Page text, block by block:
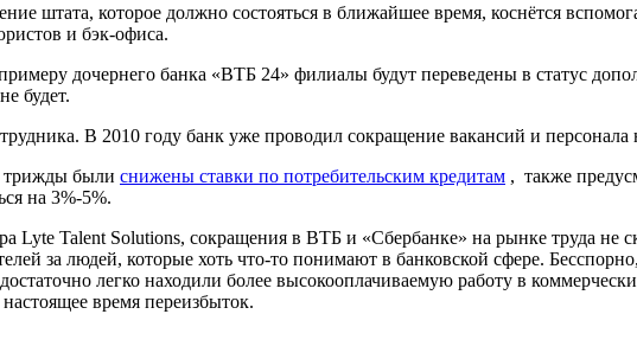
штата, которое должно состояться в ближайшее время, коснётся
и бэк-офиса.
дочернего банка «ВТБ 24» филиалы будут переведены в статус
будет.
В 2010 году банк уже проводил сокращение вакансий и персонала
трижды были снижены ставки по потребительским кредитам , также
на 3%-5%.
Talent Solutions, сокращения в ВТБ и «Сбербанке» на рынке труда не
за людей, которые хоть что-то понимают в банковской сфере.
легко находили более высокооплачиваемую работу в
время переизбыток.